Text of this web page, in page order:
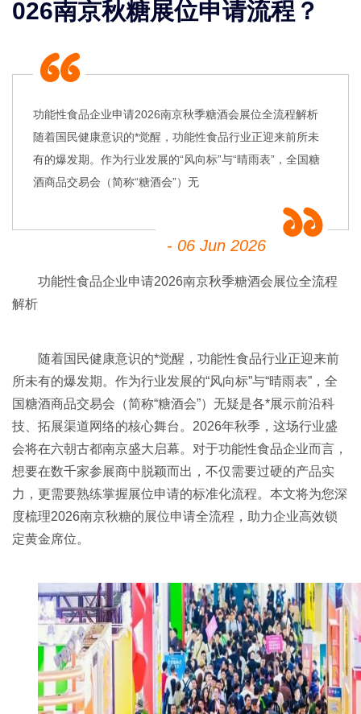
026南京秋糖展位申请流程？
功能性食品企业申请2026南京秋季糖酒会展位全流程解析
随着国民健康意识的*觉醒，功能性食品行业正迎来前所未
有的爆发期。作为行业发展的“风向标”与“晴雨表”，全国糖
酒商品交易会（简称“糖酒会”）无
- 06 Jun 2026
功能性食品企业申请2026南京秋季糖酒会展位全流程
解析
随着国民健康意识的*觉醒，功能性食品行业正迎来前
所未有的爆发期。作为行业发展的“风向标”与“晴雨表”，全
国糖酒商品交易会 （简称“糖酒会”）无疑是各*展示前沿科
技、拓展渠道网络的核心舞台。2026年秋季，这场行业盛
会将在六朝古都南京盛大启幕。对于功能性食品企业而言，
想要在数千家参展商中脱颖而出，不仅需要过硬的产品实
力，更需要熟练掌握展位申请的标准化流程。本文将为您深
度梳理2026南京秋糖的展位申请全流程，助力企业高效锁
定黄金席位。